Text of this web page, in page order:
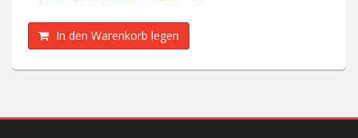
In den Warenkorb legen